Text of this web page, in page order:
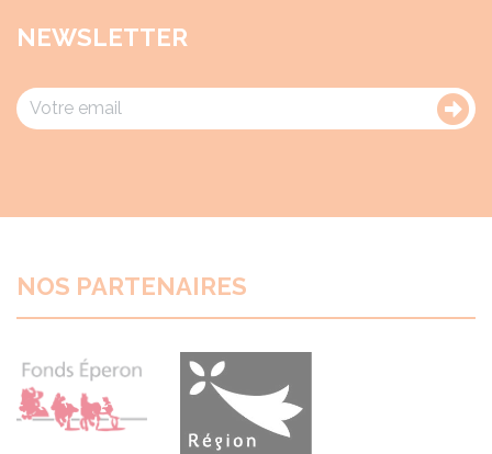
NEWSLETTER
NOS PARTENAIRES